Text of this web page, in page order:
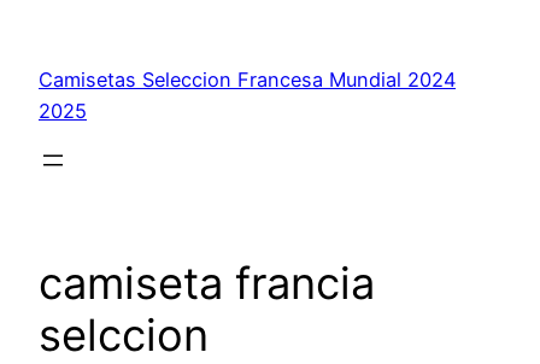
contenido
Camisetas Seleccion Francesa Mundial 2024
2025
camiseta francia
selccion